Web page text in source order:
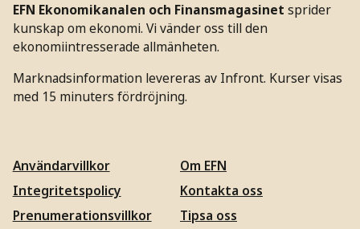
EFN Ekonomikanalen och Finansmagasinet sprider
kunskap om ekonomi. Vi vänder oss till den
ekonomiintresserade allmänheten.
Marknadsinformation levereras av Infront. Kurser visas
med 15 minuters fördröjning.
Användarvillkor
Integritetspolicy
Prenumerationsvillkor
Om EFN
Kontakta oss
Tipsa oss